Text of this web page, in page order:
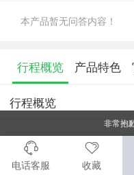
本产品暂无问答内容！
行程概览 产品特色
行程概览
非常抱
电话客服 收藏